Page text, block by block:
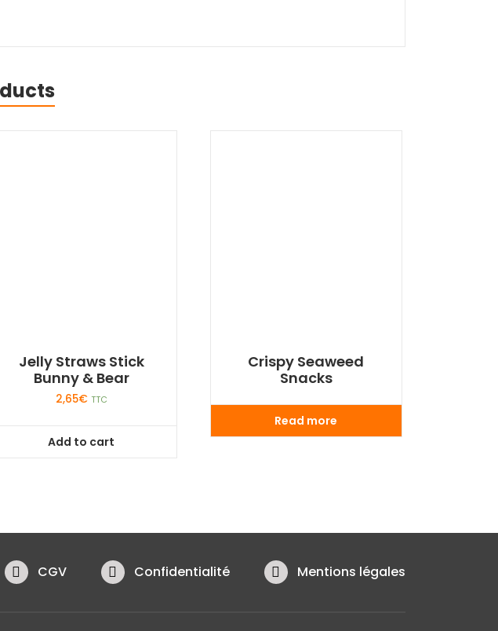
Jelly Straws Stick
Bunny & Bear
2,65€ TTC
Add to cart
Crispy Seaweed
Snacks
Read more
CGV Confidentialité Mentions légales